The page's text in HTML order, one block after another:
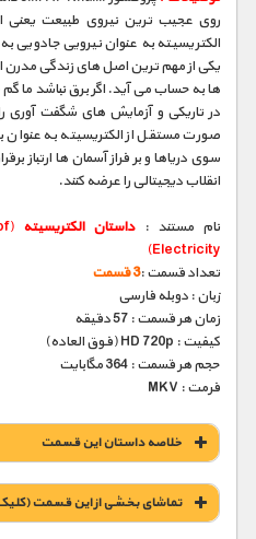
روی عجیب ترین نیروی طبیعت یعنی
الکتریسیته به عنوان نیرویی جادویی
یکی از مهم ترین اصل های زندگی مدرن
ها به حساب می آید. اگر برق نباشد
در تاریکی و آزمایش های شگفت آوری
صورت مستقل از الکتریسیته به عنوان
سوی دریاها و بر فراز آسمان ها ارتباز
انقلاب دیجیتالی را عرضه کنند.
نام مستند : داستان الکتریسیته
Electricity)
تعداد قسمت :3 قسمت
زبان : دوبله فارسی
زمان هر قسمت : 57 دقیقه
کیفیت : HD 720p (فوق العاده)
حجم هر قسمت : 364 مگابایت
فرمت : MKV
خلاصه داستان این قسمت
تماشای بخشی از این قسمت